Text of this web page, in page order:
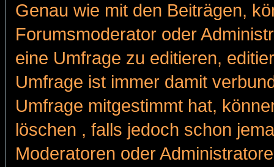
Genau wie mit den Beiträgen,
Forumsmoderator oder
eine Umfrage zu editieren,
Umfrage ist immer damit
Umfrage mitgestimmt hat,
löschen , falls jedoch schon
Moderatoren oder